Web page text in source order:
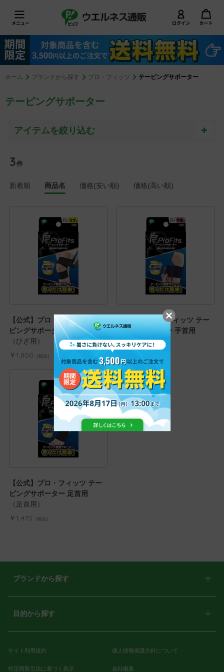
ホーム ブランドから探す プロ・フィッツ テーピングサポーター
テーピングサポーター
3件
新着順 商品名 価格(安い順) 価格(高い順)
【公式】プロ・フィッツ テー
ピングサポーター ひざ用
（ひざ用）
￥1,800 (税込)
【公式】プロ・フィッツ テー
ピングサポーター 手首用
（手首用）
￥970
【公式】プロ・フィッツ テー
ピングサポーター 足首用
（足首用）
￥1,470 (税込)
ブランドから探す
目的から探す
サイト利用規約
特定商取引法に基づく表示
個人情報保護方針について
会社概要